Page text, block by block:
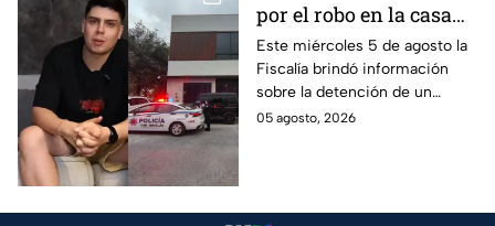
por el robo en la casa
de Karely Ruiz
Este miércoles 5 de agosto la
Fiscalía brindó información
sobre la detención de un
presunto responsable en el
05 agosto, 2026